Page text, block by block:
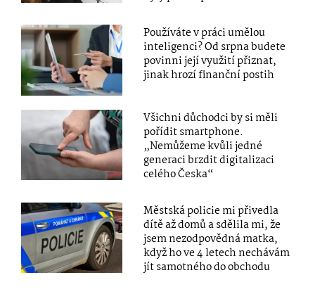
Používáte v práci umělou
inteligenci? Od srpna budete
povinni její využití přiznat,
jinak hrozí finanční postih
Všichni důchodci by si měli
pořídit smartphone.
„Nemůžeme kvůli jedné
generaci brzdit digitalizaci
celého Česka“
Městská policie mi přivedla
dítě až domů a sdělila mi, že
jsem nezodpovědná matka,
když ho ve 4 letech nechávám
jít samotného do obchodu